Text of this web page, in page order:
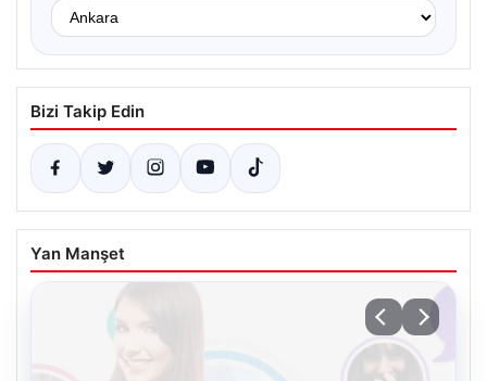
Bizi Takip Edin
Yan Manşet